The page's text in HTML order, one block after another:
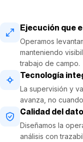
Ejecución que
Operamos
manteniendo
trabajo de campo.
Tecnología
La supervisión y
avanza, no
Calidad del
Diseñamos la
análisis con